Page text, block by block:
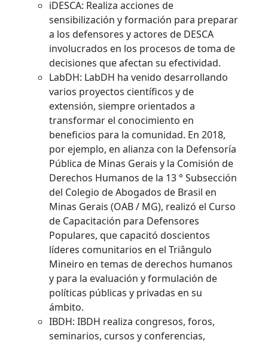
iDESCA: Realiza acciones de
sensibilización y formación para preparar
a los defensores y actores de DESCA
involucrados en los procesos de toma de
decisiones que afectan su efectividad.
LabDH: LabDH ha venido desarrollando
varios proyectos científicos y de
extensión, siempre orientados a
transformar el conocimiento en
beneficios para la comunidad. En 2018,
por ejemplo, en alianza con la Defensoría
Pública de Minas Gerais y la Comisión de
Derechos Humanos de la 13 ° Subsección
del Colegio de Abogados de Brasil en
Minas Gerais (OAB / MG), realizó el Curso
de Capacitación para Defensores
Populares, que capacitó doscientos
líderes comunitarios en el Triângulo
Mineiro en temas de derechos humanos
y para la evaluación y formulación de
políticas públicas y privadas en su
ámbito.
IBDH: IBDH realiza congresos, foros,
seminarios, cursos y conferencias,